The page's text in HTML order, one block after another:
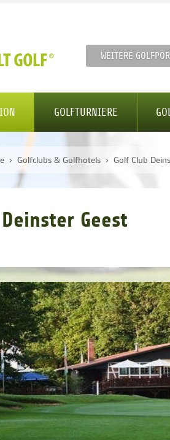
WEITERE
GOLFTURNIERE
Golfclubs & Golfhotels Golf Club
Geest